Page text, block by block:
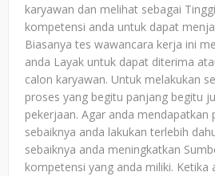
karyawan dan melihat sebagai
kompetensi anda untuk dapat
Biasanya tes wawancara kerja ini
anda Layak untuk dapat diterima
calon karyawan. Untuk melakukan
proses yang begitu panjang begitu
pekerjaan. Agar anda mendapatkan
sebaiknya anda lakukan terlebih
sebaiknya anda meningkatkan
kompetensi yang anda miliki. Ketika